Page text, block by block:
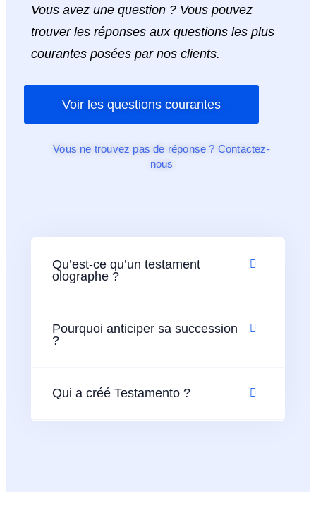
Vous avez une question ? Vous pouvez
trouver les réponses aux questions les plus
courantes posées par nos clients.
Voir les questions courantes
Vous ne trouvez pas de réponse ? Contactez-
nous
Qu’est-ce qu’un testament
olographe ?
Pourquoi anticiper sa succession
?
Qui a créé Testamento ?